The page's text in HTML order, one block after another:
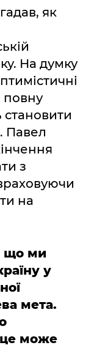
як
На думку
повну
Павел
з
на
що ми
у
мета.
це може